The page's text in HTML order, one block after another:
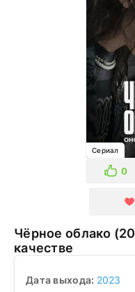
Сериал
0
Чёрное облако (2023) смотреть в хорошем
качестве
Дата выхода: 2023